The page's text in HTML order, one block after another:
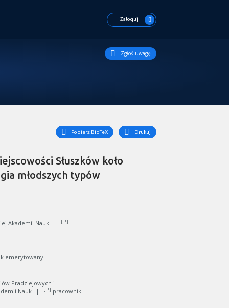
Zaloguj
Zgłoś uwagę
Pobierz BibTeX Drukuj
Słuszków koło
młodszych typów
Akademii Nauk | [ P ]
emerytowany
Pradziejowych i
Nauk
| [ P ] pracownik